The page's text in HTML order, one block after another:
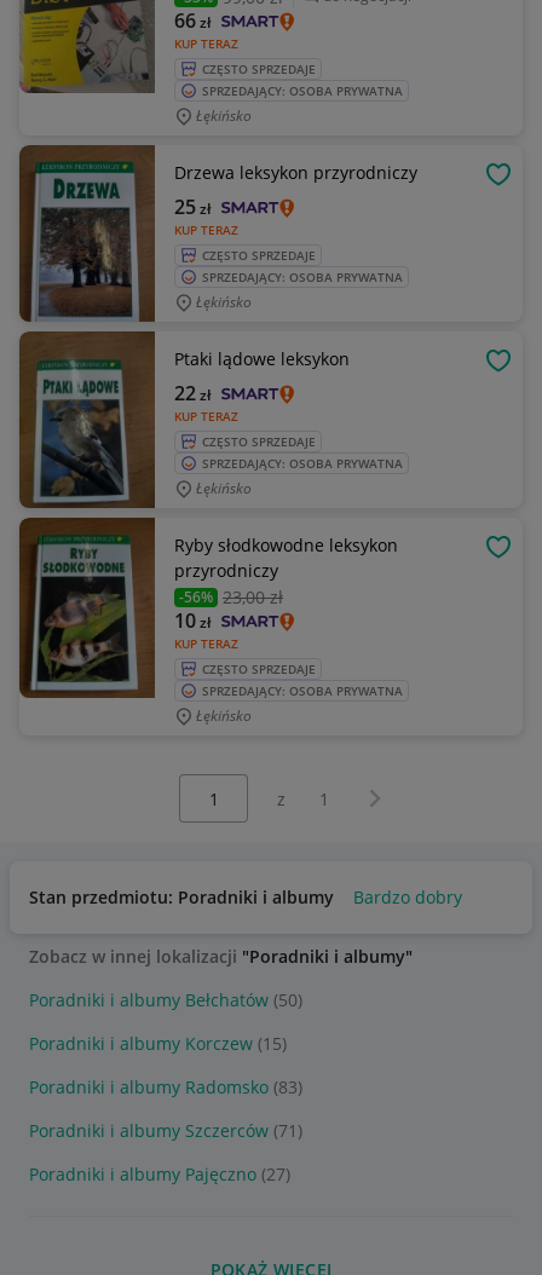
KUP TERAZ
66zł
CZĘSTO SPRZEDAJE
SPRZEDAJĄCY: OSOBA PRYWATNA
Łękińsko
Drzewa leksykon przyrodniczy
KUP TERAZ
25zł
CZĘSTO SPRZEDAJE
SPRZEDAJĄCY: OSOBA PRYWATNA
Łękińsko
Ptaki lądowe leksykon
KUP TERAZ
22zł
CZĘSTO SPRZEDAJE
SPRZEDAJĄCY: OSOBA PRYWATNA
Łękińsko
Ryby słodkowodne leksykon
przyrodniczy
-56% 23,00 zł
KUP TERAZ
10zł
CZĘSTO SPRZEDAJE
SPRZEDAJĄCY: OSOBA PRYWATNA
Łękińsko
z 1 Następna strona
Stan przedmiotu: Poradniki i albumy Bardzo dobry
Zobacz w innej lokalizacji "Poradniki i albumy"
Poradniki i albumy Bełchatów (50)
Poradniki i albumy Korczew (15)
Poradniki i albumy Radomsko (83)
Poradniki i albumy Szczerców (71)
Poradniki i albumy Pajęczno (27)
POKAŻ WIĘCEJ